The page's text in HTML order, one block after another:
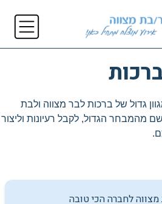
גדול של ברכות לבר מצווה ולבת
מהמבחר הגדול, לקבל רעיונות וליצור
לחברה הכי טובה